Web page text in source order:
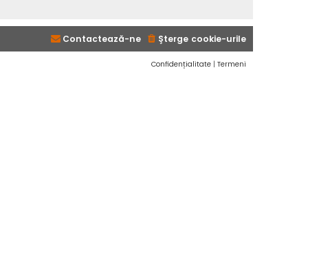
Şterge cookie-urile
Contactează-ne
Confidențialitate | Termeni